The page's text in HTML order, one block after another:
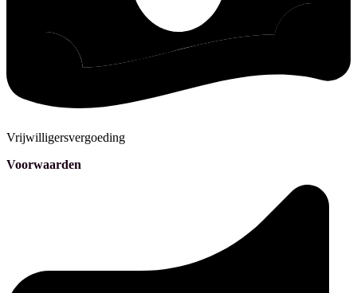
Vrijwilligersvergoeding
Voorwaarden